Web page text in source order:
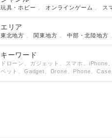
玩具・ホビー オンラインゲーム ス
エリア
東北地方 関東地方 、中部・北陸地方
キーワード
ドローン、ガジェット、スマホ、iPhone
ペット、Gadget、Drone、Phone、Case